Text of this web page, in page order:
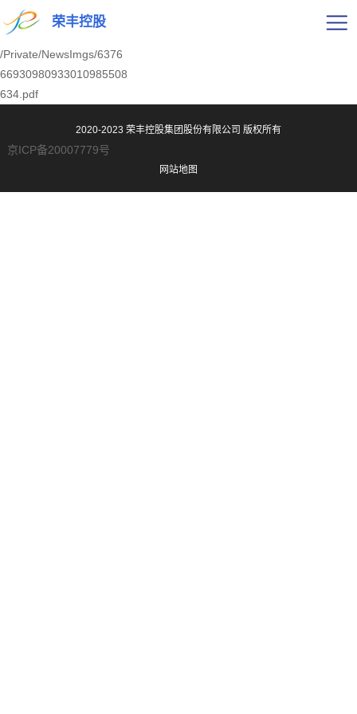
荣丰控股
/Private/NewsImgs/6376
66930980933010985508
634.pdf
2020-2023 荣丰控股集团股份有限公司 版权所有
京ICP备20007779号
网站地图